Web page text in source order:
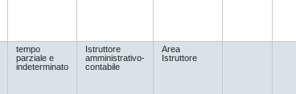
tempo
parziale e
indeterminato
Istruttore
amministrativo-
contabile
Area
Istruttore